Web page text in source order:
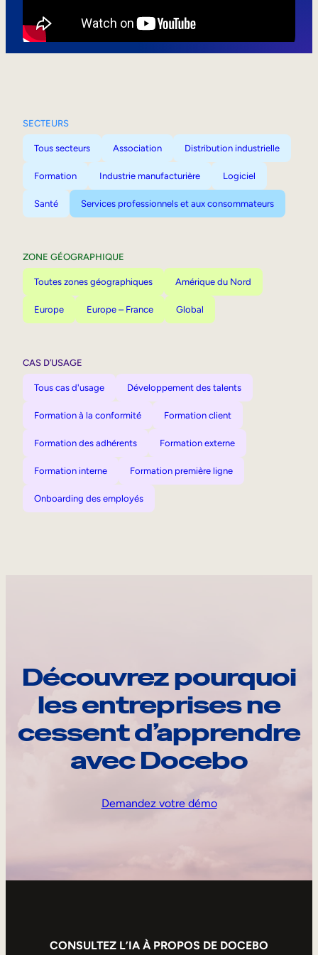
SECTEURS
Tous secteurs Association Distribution industrielle
Formation Industrie manufacturière Logiciel
Santé Services professionnels et aux consommateurs
ZONE GÉOGRAPHIQUE
Toutes zones géographiques Amérique du Nord
Europe Europe – France Global
CAS D’USAGE
Tous cas d'usage Développement des talents
Formation à la conformité Formation client
Formation des adhérents Formation externe
Formation interne Formation première ligne
Onboarding des employés
Découvrez pourquoi
les entreprises ne
cessent d’apprendre
avec Docebo
Demandez votre démo
CONSULTEZ L’IA À PROPOS DE DOCEBO